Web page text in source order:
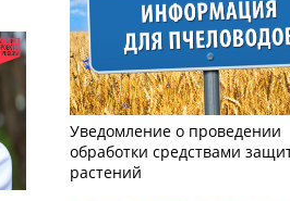
Уведомление о проведении
обработки средствами
растений